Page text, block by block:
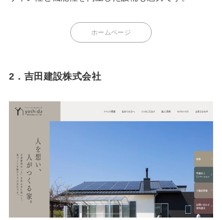
ホームページ
2．吉田建設株式会社